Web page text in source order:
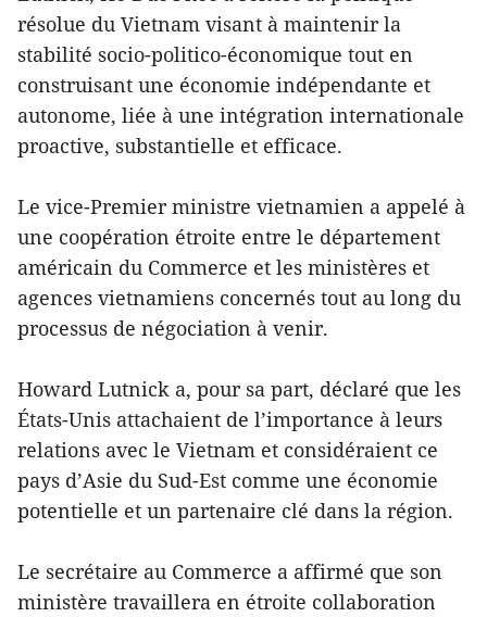
résolue du Vietnam visant à maintenir la
stabilité socio-politico-économique tout en
construisant une économie indépendante et
autonome, liée à une intégration internationale
proactive, substantielle et efficace.
Le vice-Premier ministre vietnamien a appelé à
une coopération étroite entre le département
américain du Commerce et les ministères et
agences vietnamiens concernés tout au long du
processus de négociation à venir.
Howard Lutnick a, pour sa part, déclaré que les
États-Unis attachaient de l’importance à leurs
relations avec le Vietnam et considéraient ce
pays d’Asie du Sud-Est comme une économie
potentielle et un partenaire clé dans la région.
Le secrétaire au Commerce a affirmé que son
ministère travaillera en étroite collaboration